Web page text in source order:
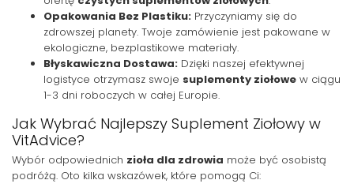
Opakowania Bez Plastiku: Przyczyniamy się do
zdrowszej planety. Twoje zamówienie jest pakowane w
ekologiczne, bezplastikowe materiały.
Błyskawiczna Dostawa: Dzięki naszej efektywnej
logistyce otrzymasz swoje suplementy ziołowe w ciągu
1-3 dni roboczych w całej Europie.
Jak Wybrać Najlepszy Suplement Ziołowy w
VitAdvice?
Wybór odpowiednich zioła dla zdrowia może być osobistą
podróżą. Oto kilka wskazówek, które pomogą Ci: